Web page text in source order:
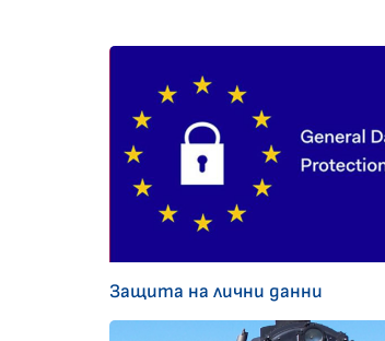
Защита на лични данни